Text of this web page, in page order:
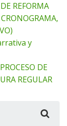
REFORMA
y
DE
REGULAR